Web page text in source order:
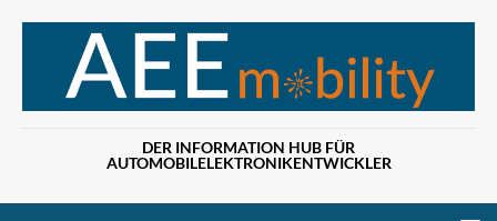
DER INFORMATION HUB FÜR
AUTOMOBILELEKTRONIKENTWICKLER